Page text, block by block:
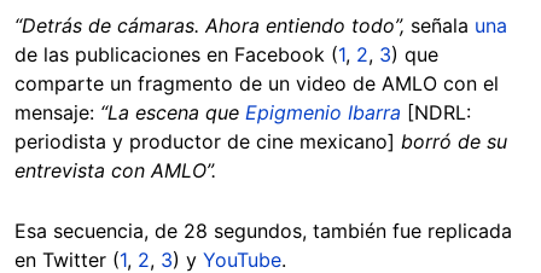
“Detrás de cámaras. Ahora entiendo todo”, señala una
de las publicaciones en Facebook (1, 2, 3) que
comparte un fragmento de un video de AMLO con el
mensaje: “La escena que Epigmenio Ibarra [NDRL:
periodista y productor de cine mexicano] borró de su
entrevista con AMLO”.
Esa secuencia, de 28 segundos, también fue replicada
en Twitter (1, 2, 3) y YouTube.